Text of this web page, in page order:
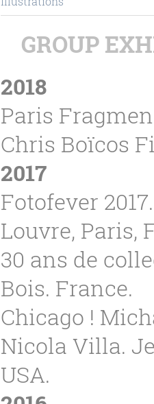
GROUP
2018
Paris
Chris Boïcos
2017
Fotofever
Louvre, Paris,
30 ans de
Bois. France.
Chicago !
Nicola Villa.
USA.